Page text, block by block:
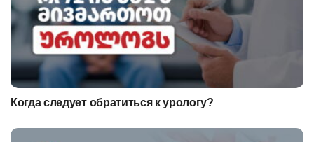
Когда следует обратиться к урологу?